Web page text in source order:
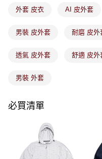
請求用戶進行身份認證。
恩沛科技股份有限公司將有權停
付款後門市取貨
外套 皮衣 AI 皮外套
男裝 皮外套 耐磨 皮外
透氣 皮外套 舒適 皮外
男裝 外套
必買清單